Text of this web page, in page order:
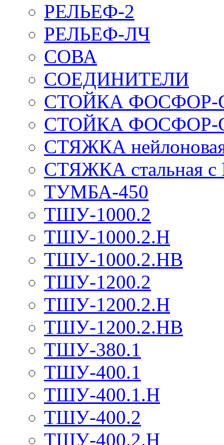
РЕЛЬЕФ-2
РЕЛЬЕФ-ЛЧ
СОВА
СОЕДИНИТЕЛИ
СТОЙКА ФОСФОР-
СТОЙКА ФОСФОР-
СТЯЖКА нейлоновая
СТЯЖКА стальная
ТУМБА-450
ТШУ-1000.2
ТШУ-1000.2.Н
ТШУ-1000.2.НВ
ТШУ-1200.2
ТШУ-1200.2.Н
ТШУ-1200.2.НВ
ТШУ-380.1
ТШУ-400.1
ТШУ-400.1.Н
ТШУ-400.2
ТШУ-400.2.Н